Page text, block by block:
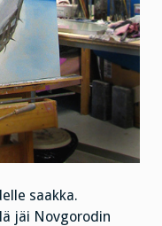
saakka.
jäi Novgorodin